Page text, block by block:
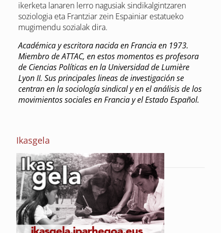
ikerketa lanaren lerro nagusiak sindikalgintzaren
soziologia eta Frantziar zein Espainiar estatueko
mugimendu sozialak dira.
Académica y escritora nacida en Francia en 1973.
Miembro de ATTAC, en estos momentos es profesora
de Ciencias Políticas en la Universidad de Lumière
Lyon II. Sus principales lineas de investigación se
centran en la sociología sindical y en el análisis de los
movimientos sociales en Francia y el Estado Español.
Ikasgela